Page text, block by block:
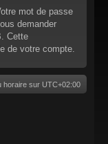
mot de passe
demander
Cette
de votre compte.
horaire sur UTC+02:00